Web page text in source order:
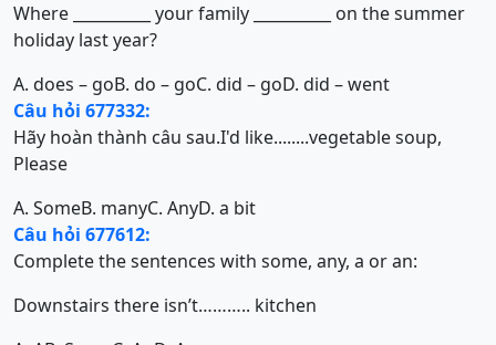
Where __________ your family __________ on the summer
holiday last year?
A. does – goB. do – goC. did – goD. did – went
Câu hỏi 677332:
Hãy hoàn thành câu sau.I'd like........vegetable soup,
Please
A. SomeB. manyC. AnyD. a bit
Câu hỏi 677612:
Complete the sentences with some, any, a or an:
Downstairs there isn’t……….. kitchen